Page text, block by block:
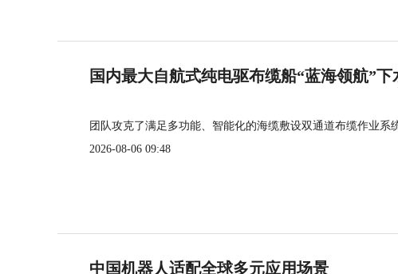
国内最大自航式纯电驱布缆船“蓝海领航”下
团队攻克了满足多功能、智能化的海缆敷设双通道布缆作业系
2026-08-06 09:48
中国机器人适配全球多元应用场景